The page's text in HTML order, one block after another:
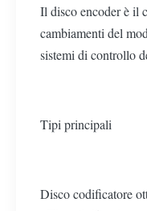
Il disco encoder è il
cambiamenti del
sistemi di controllo
Tipi principali
Disco codificatore